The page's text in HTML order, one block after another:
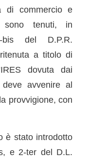
di commercio e
sono tenuti, in
bis del D.P.R.
a titolo di
dovuta dai
deve avvenire al
provvigione, con
è stato introdotto
e 2-ter del D.L.